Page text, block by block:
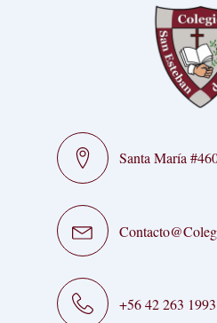
Santa María
+56 42 263 1993